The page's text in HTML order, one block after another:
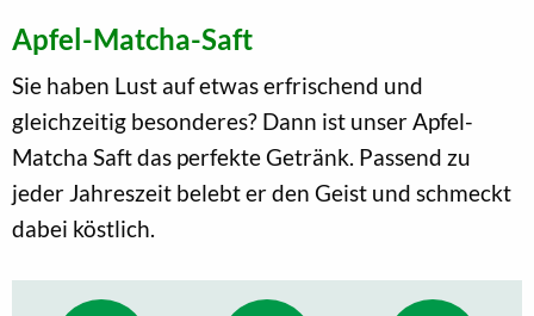
Apfel-Matcha-Saft
Sie haben Lust auf etwas erfrischend und
gleichzeitig besonderes? Dann ist unser Apfel-
Matcha Saft das perfekte Getränk. Passend zu
jeder Jahreszeit belebt er den Geist und schmeckt
dabei köstlich.